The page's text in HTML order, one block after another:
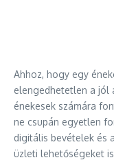
Ahhoz, hogy egy
elengedhetetlen a jól
énekesek számára
ne csupán egyetlen
digitális bevételek és
üzleti lehetőségeket